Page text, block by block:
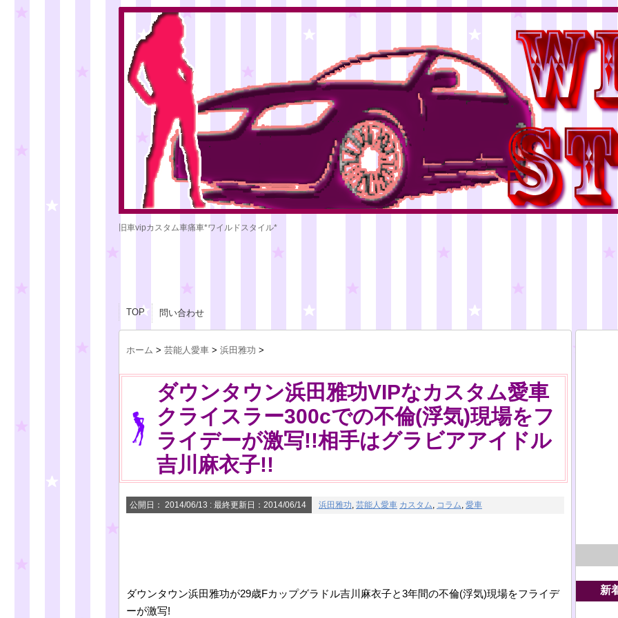
旧車vipカスタム車痛車*ワイルドスタイル*
TOP 問い合わせ
ホーム > 芸能人愛車 > 浜田雅功 >
ダウンタウン浜田雅功VIPなカスタム愛車
クライスラー300cでの不倫(浮気)現場をフ
ライデーが激写!!相手はグラビアアイドル
吉川麻衣子!!
公開日： 2014/06/13 : 最終更新日：2014/06/14 浜田雅功, 芸能人愛車 カスタム, コラム, 愛車
ダウンタウン浜田雅功が29歳Fカップグラドル吉川麻衣子と3年間の不倫(浮気)現場をフライデ
ーが激写!
新